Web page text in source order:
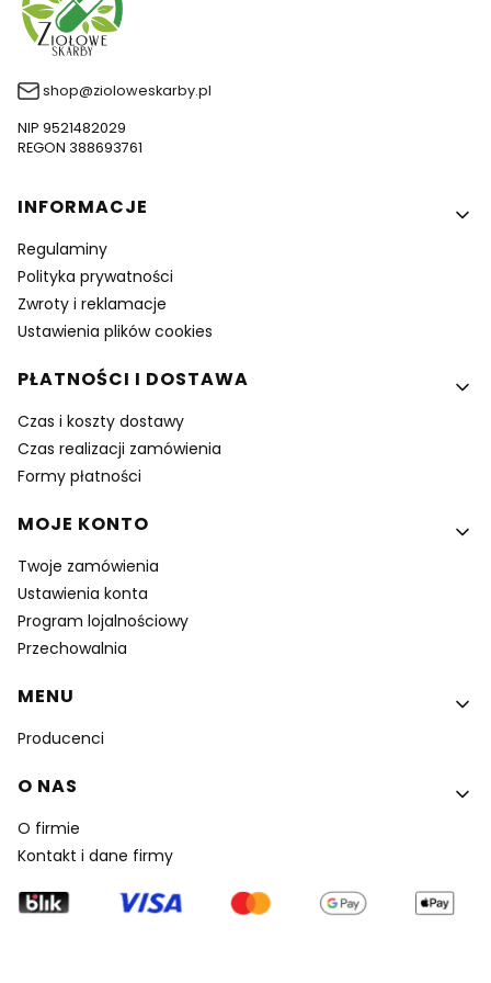
shop@zioloweskarby.pl
NIP 9521482029
REGON 388693761
Linki w stopce
INFORMACJE
Regulaminy
Polityka prywatności
Zwroty i reklamacje
Ustawienia plików cookies
PŁATNOŚCI I DOSTAWA
Czas i koszty dostawy
Czas realizacji zamówienia
Formy płatności
MOJE KONTO
Twoje zamówienia
Ustawienia konta
Program lojalnościowy
Przechowalnia
MENU
Producenci
O NAS
O firmie
Kontakt i dane firmy